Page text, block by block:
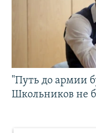
"Путь до армии
Школьников не